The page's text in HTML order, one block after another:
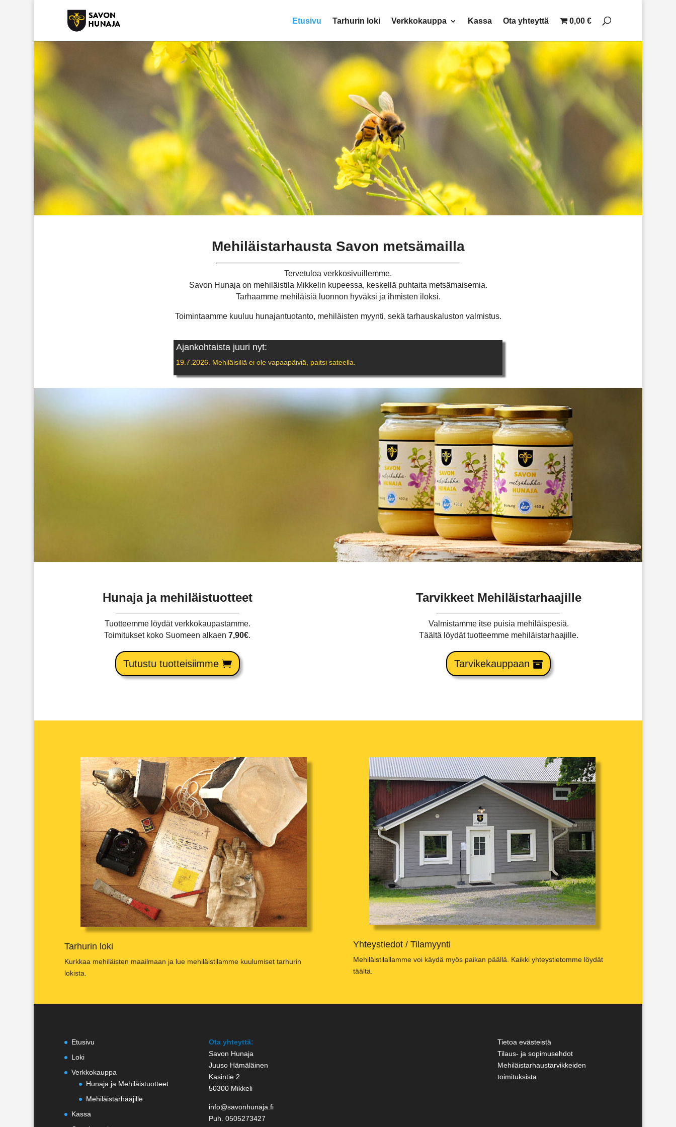
Etusivu Tarhurin loki Verkkokauppa Kassa Ota yhteyttä 0,00 €
Mehiläistarhausta Savon metsämailla
Tervetuloa verkkosivuillemme.
Savon Hunaja on mehiläistila Mikkelin kupeessa, keskellä puhtaita metsämaisemia.
Tarhaamme mehiläisiä luonnon hyväksi ja ihmisten iloksi.
Toimintaamme kuuluu hunajantuotanto, mehiläisten myynti, sekä tarhauskaluston valmistus.
Ajankohtaista juuri nyt:
19.7.2026. Mehiläisillä ei ole vapaapäiviä, paitsi sateella.
Hunaja ja mehiläistuotteet
Tuotteemme löydät verkkokaupastamme.
Toimitukset koko Suomeen alkaen7,90€.
Tutustu tuotteisiimme
Tarvikkeet Mehiläistarhaajille
Valmistamme itse puisia mehiläispesiä.
Täältä löydät tuotteemme mehiläistarhaajille.
Tarvikekauppaan
Tarhurin loki
Kurkkaa mehiläisten maailmaan ja lue mehiläistilamme kuulumiset tarhurin
lokista.
Yhteystiedot / Tilamyynti
Mehiläistilallamme voi käydä myös paikan päällä. Kaikki yhteystietomme löydät
täältä.
Etusivu
Loki
Verkkokauppa
Hunaja ja Mehiläistuotteet
Mehiläistarhaajille
Kassa
Ota yhteyttä:
Savon Hunaja
Juuso Hämäläinen
Kasintie 2
50300 Mikkeli
info@savonhunaja.fi
Puh. 0505273427
Tietoa evästeistä
Tilaus- ja sopimusehdot
Mehiläistarhaustarvikkeiden
toimituksista